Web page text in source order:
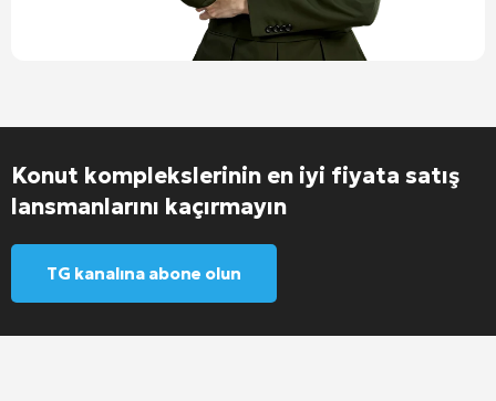
Konut komplekslerinin en iyi fiyata satış
lansmanlarını kaçırmayın
TG kanalına abone olun